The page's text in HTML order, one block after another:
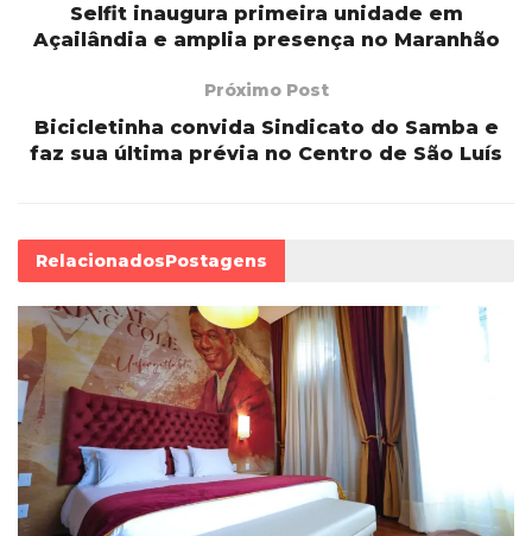
Selfit inaugura primeira unidade em
Açailândia e amplia presença no Maranhão
Próximo Post
Bicicletinha convida Sindicato do Samba e
faz sua última prévia no Centro de São Luís
RelacionadosPostagens